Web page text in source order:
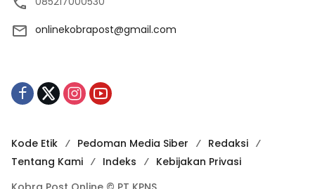
onlinekobrapost@gmail.com
Kode Etik Pedoman Media Siber
Redaksi
Tentang Kami
Indeks
Kebijakan Privasi